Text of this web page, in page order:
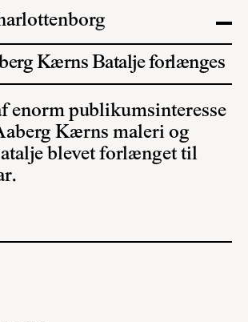
Kærns Batalje forlænges
enorm publikumsinteresse
Kærns maleri og
blevet forlænget til